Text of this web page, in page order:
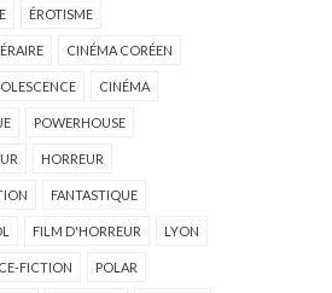
ÉROTISME
CINÉMA CORÉEN
CINÉMA
POWERHOUSE
HORREUR
FANTASTIQUE
FILM D'HORREUR LYON
FICTION POLAR